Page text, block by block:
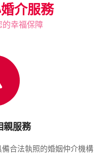
介服務
的幸福保障
親服務
合法執照的婚姻仲介機構